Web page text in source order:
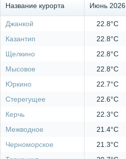
Название курорта Июнь 2026
Джанкой 22.8°C
Казантип
22.8°C
Щелкино
22.8°C
Мысовое
22.8°C
Юркино
22.7°C
Стерегущее
22.6°C
Керчь
22.3°C
Межводное
21.4°C
Черноморское
21.3°C